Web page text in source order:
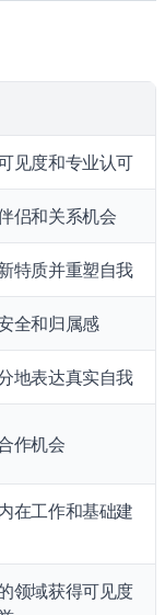
见度和专业认可
侣和关系机会
特质并重塑自我
全和归属感
地表达真实自我
作机会
在工作和基础建
领域获得可见度